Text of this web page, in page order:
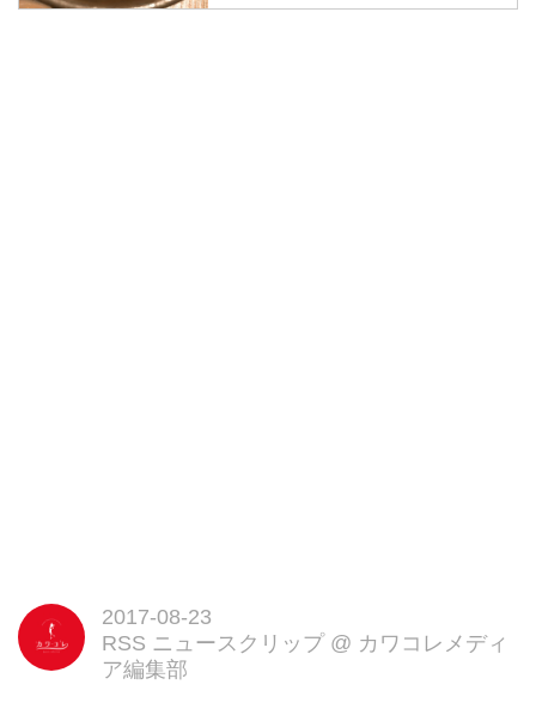
思えます。 ですが、今SNSを中
2017-08-23
RSS ニュースクリップ @ カワコレメディ
ア編集部